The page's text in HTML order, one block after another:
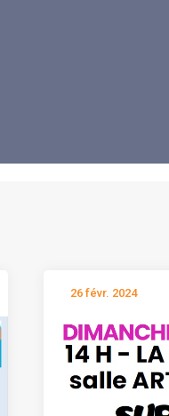
26 févr. 2024